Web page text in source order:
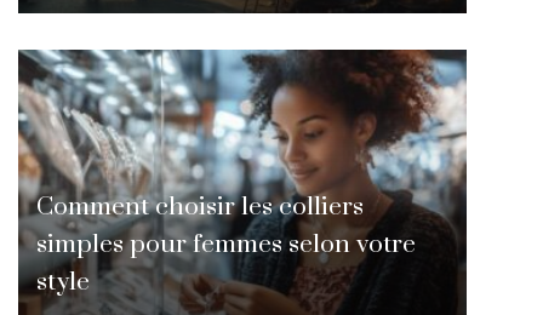
Comment choisir les colliers
simples pour femmes selon votre
style